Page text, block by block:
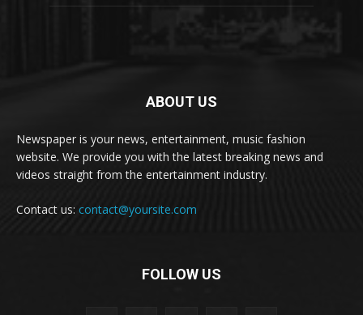
ABOUT US
Newspaper is your news, entertainment, music fashion
website. We provide you with the latest breaking news and
videos straight from the entertainment industry.
Contact us: contact@yoursite.com
FOLLOW US